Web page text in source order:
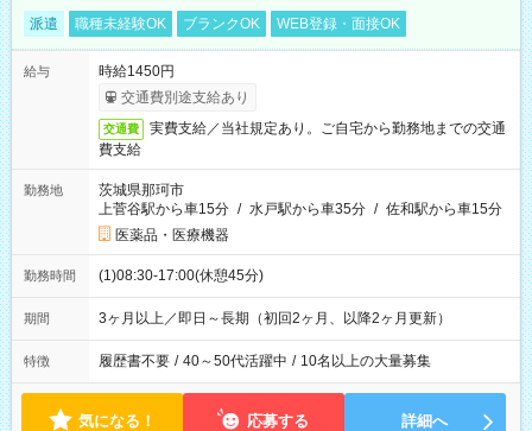
派遣 職種未経験OK ブランクOK WEB登録・面接OK
給与
時給1450円
交通費別途支給あり
交通費
実費支給／当社規定あり。ご自宅から勤務地までの交通
費支給
勤務地
茨城県那珂市
上菅谷駅から車15分 / 水戸駅から車35分 / 佐和駅から車15分
医薬品・医療機器
勤務時間 (1)08:30-17:00(休憩45分)
期間 3ヶ月以上／即日～長期（初回2ヶ月、以降2ヶ月更新）
特徴 履歴書不要 / 40～50代活躍中 / 10名以上の大量募集
気になる！ 応募する 詳細へ